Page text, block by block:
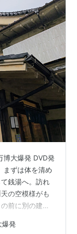
博大爆発 DVD発
まずは体を清め
銭湯へ。訪れ
の空模様がも
前に別の建物
のかな？ 玄関
爆発